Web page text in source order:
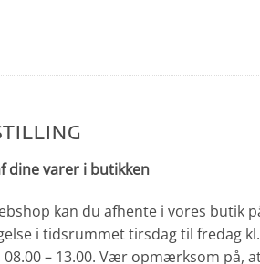
dine varer i butikken
kan du afhente i vores butik
i tidsrummet tirsdag til fredag kl.
08.00 – 13.00. Vær opmærksom på,